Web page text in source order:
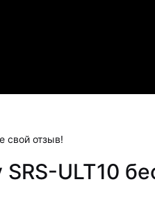
свой отзыв!
ULT10